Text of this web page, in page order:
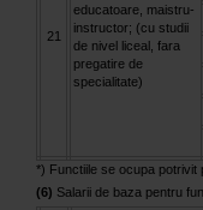
21
educatoare, maistru-
instructor; (cu studii
de nivel liceal, fara
pregatire de
specialitate)
*) Functiile se ocupa potrivit
(6) Salarii de baza pentru